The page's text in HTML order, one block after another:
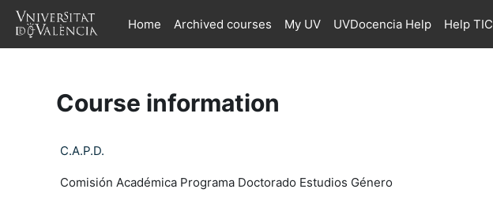
Skip to main content
Home
Archived courses My UV UVDocencia Help Help TIC
Course information
C.A.P.D.
Comisión Académica Programa Doctorado Estudios Género